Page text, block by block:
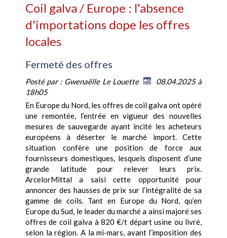
Coil galva / Europe : l'absence
d'importations dope les offres
locales
Fermeté des offres
Posté par : Gwenaëlle Le Louette
08.04.2025 à
18h05
En Europe du Nord, les offres de coil galva ont opéré
une remontée, l’entrée en vigueur des nouvelles
mesures de sauvegarde ayant incité les acheteurs
européens à déserter le marché import. Cette
situation confère une position de force aux
fournisseurs domestiques, lesquels disposent d’une
grande latitude pour relever leurs prix.
ArcelorMittal a saisi cette opportunité pour
annoncer des hausses de prix sur l’intégralité de sa
gamme de coils. Tant en Europe du Nord, qu’en
Europe du Sud, le leader du marché a ainsi majoré ses
offres de coil galva à 820 €/t départ usine ou livré,
selon la région. A la mi-mars, avant l’imposition des